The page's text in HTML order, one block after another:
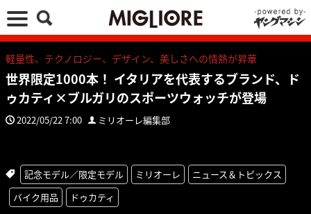
軽量性、テクノロジー、デザイン、美しさへの情熱が昇華
世界限定1000本！ イタリアを代表するブランド、ド
ゥカティ×ブルガリのスポーツウォッチが登場
2022/05/22 7:00 ミリオーレ編集部
記念モデル／限定モデル ミリオーレ
ニュース＆トピックス
バイク用品
ドゥカティ